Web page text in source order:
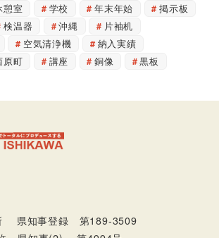
憩室 学校 年末年始
掲示板
検温器 沖縄
片袖机
空気清浄機
納入実績
原町 講座 銅像 黒板
県知事登録 第189-3509